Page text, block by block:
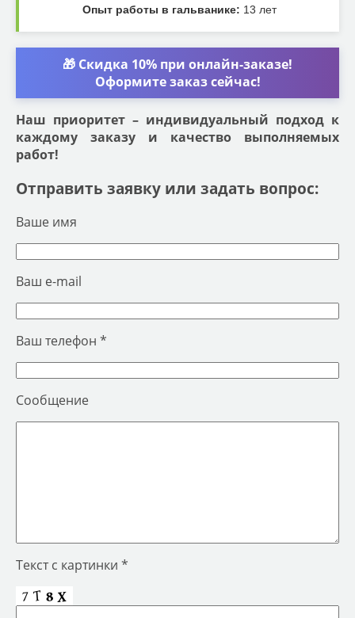
Опыт работы в гальванике: 13 лет
🎁 Скидка 10% при онлайн-заказе!
Оформите заказ сейчас!
Наш приоритет – индивидуальный подход к
каждому заказу и качество выполняемых
работ!
Отправить заявку или задать вопрос:
Ваше имя
Ваш e-mail
Ваш телефон *
Сообщение
Текст с картинки *